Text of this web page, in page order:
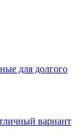
для долгого
вариант